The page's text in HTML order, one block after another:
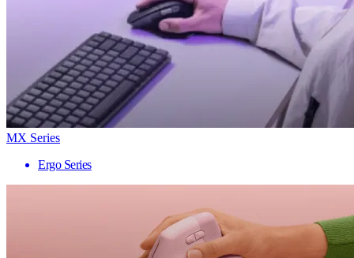
MX Series
Ergo Series